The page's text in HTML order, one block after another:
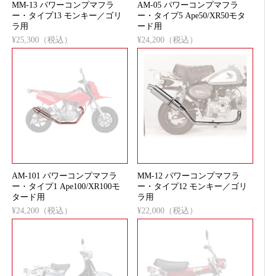
MM-13 パワーコンプマフラ
ー・タイプ13 モンキー／ゴリ
ラ用
¥25,300（税込）
AM-05 パワーコンプマフラ
ー・タイプ5 Ape50/XR50モタ
ード用
¥24,200（税込）
AM-101 パワーコンプマフラ
ー・タイプ1 Ape100/XR100モ
タード用
¥24,200（税込）
MM-12 パワーコンプマフラ
ー・タイプ12 モンキー／ゴリ
ラ用
¥22,000（税込）